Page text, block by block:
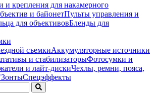
и крепления для накамерного
и байонетПульты управления и
для объективовБленды для
съемкиАккумуляторные источники
и стабилизаторыФотосумки и
и лайт-дискиЧехлы, ремни, пояса,
ЗонтыСпецэффекты